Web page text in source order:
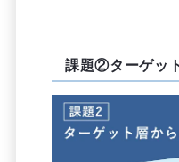
課題②ターゲッ